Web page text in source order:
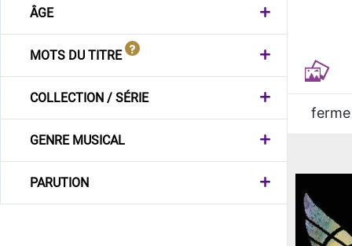
ÂGE
MOTS DU TITRE
COLLECTION / SÉRIE
GENRE MUSICAL
PARUTION
ferme